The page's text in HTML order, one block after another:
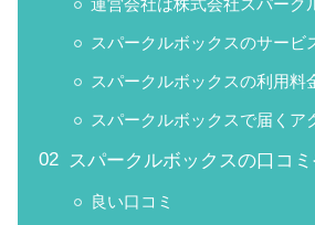
運営会社は株式会社スパーク
スパークルボックスのサービ
スパークルボックスの利用料
スパークルボックスで届くア
スパークルボックスの口コ
良い口コミ